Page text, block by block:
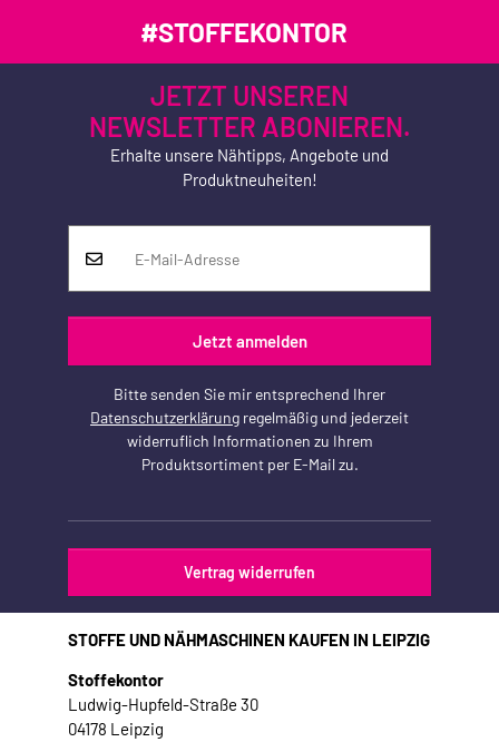
#STOFFEKONTOR
JETZT UNSEREN
NEWSLETTER ABONIEREN.
Erhalte unsere Nähtipps, Angebote und
Produktneuheiten!
Jetzt anmelden
Bitte senden Sie mir entsprechend Ihrer
Datenschutzerklärung regelmäßig und jederzeit
widerruflich Informationen zu Ihrem
Produktsortiment per E-Mail zu.
Vertrag widerrufen
STOFFE UND NÄHMASCHINEN KAUFEN IN LEIPZIG
Stoffekontor
Ludwig-Hupfeld-Straße 30
04178 Leipzig